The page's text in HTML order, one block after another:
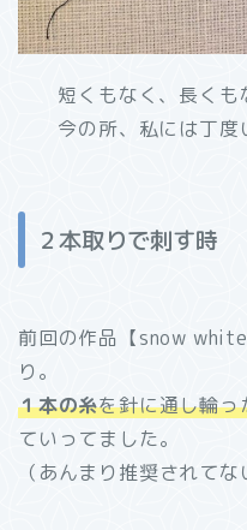
短くもなく、長く
今の所、私には丁度
２本取りで刺す時
前回の作品【snow
り。
１本の糸を針に通し輪っ
ていってました。
（あんまり推奨されて